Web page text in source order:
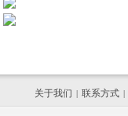
关于我们 | 联系方式 |